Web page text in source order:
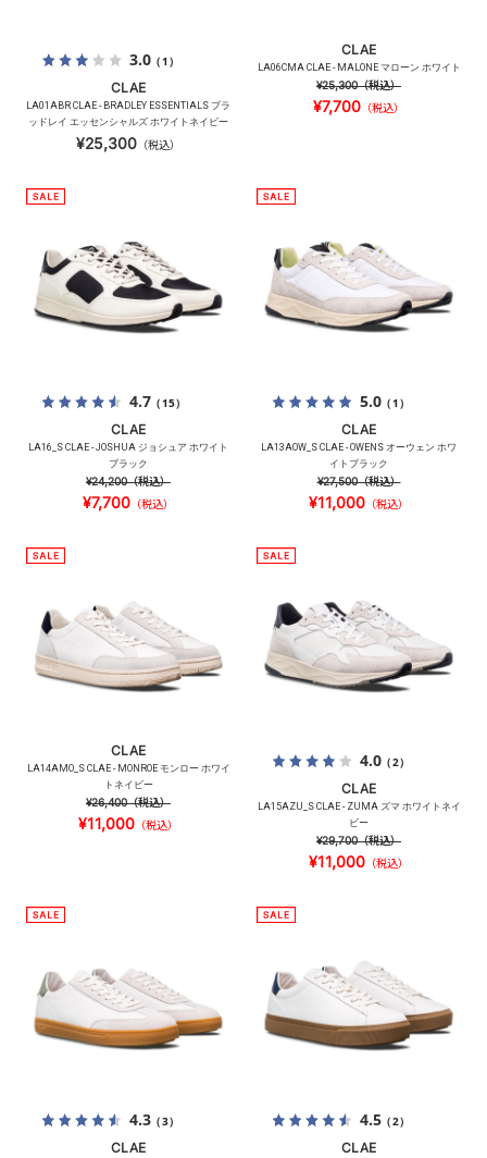
3.0（1）
CLAE
LA01ABR CLAE - BRADLEY ESSENTIALS ブラ
ッドレイ エッセンシャルズ ホワイトネイビー
¥25,300 （税込）
CLAE
LA06CMA CLAE - MALONE マローン ホワイト
¥25,300（税込）
¥7,700 （税込）
4.7（15）
CLAE
LA16_S CLAE - JOSHUA ジョシュア ホワイト
ブラック
¥24,200（税込）
¥7,700 （税込）
5.0（1）
CLAE
LA13AOW_S CLAE - OWENS オーウェン ホワ
イトブラック
¥27,500（税込）
¥11,000 （税込）
CLAE
LA14AMO_S CLAE - MONROE モンロー ホワイ
トネイビー
¥26,400（税込）
¥11,000 （税込）
4.0（2）
CLAE
LA15AZU_S CLAE - ZUMA ズマ ホワイトネイ
ビー
¥29,700（税込）
¥11,000 （税込）
4.3（3）
CLAE
4.5（2）
CLAE